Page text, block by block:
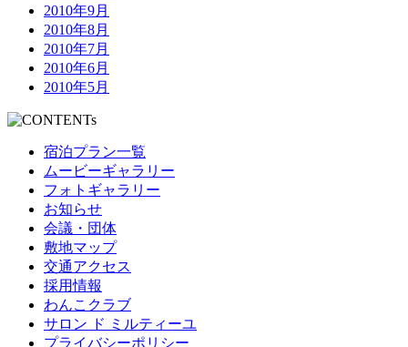
2010年9月
2010年8月
2010年7月
2010年6月
2010年5月
宿泊プラン一覧
ムービーギャラリー
フォトギャラリー
お知らせ
会議・団体
敷地マップ
交通アクセス
採用情報
わんこクラブ
サロン ド ミルティーユ
プライバシーポリシー